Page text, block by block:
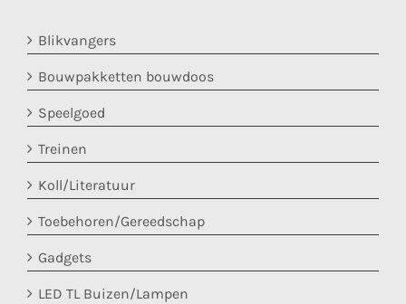
Blikvangers
Bouwpakketten bouwdoos
Speelgoed
Treinen
Koll/Literatuur
Toebehoren/Gereedschap
Gadgets
LED TL Buizen/Lampen